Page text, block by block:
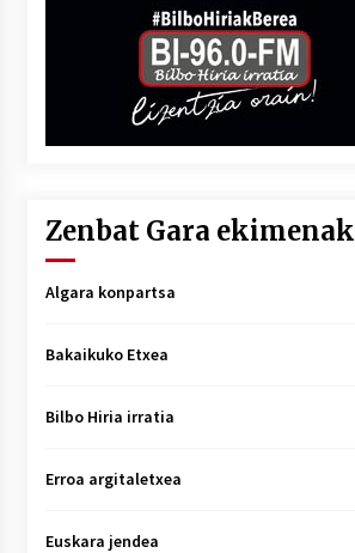
Zenbat Gara ekimenak
Algara konpartsa
Bakaikuko Etxea
Bilbo Hiria irratia
Erroa argitaletxea
Euskara jendea